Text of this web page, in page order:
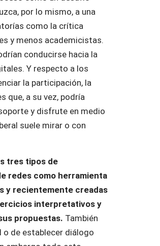
por lo mismo, a una
como la crítica
y menos academicistas.
conducirse hacia la
Y respecto a los
la participación, la
que, a su vez, podría
y disfrute en medio
suele mirar o con
tres tipos de
redes como herramienta
y recientemente creadas
interpretativos y
propuestas. También
o de establecer diálogo